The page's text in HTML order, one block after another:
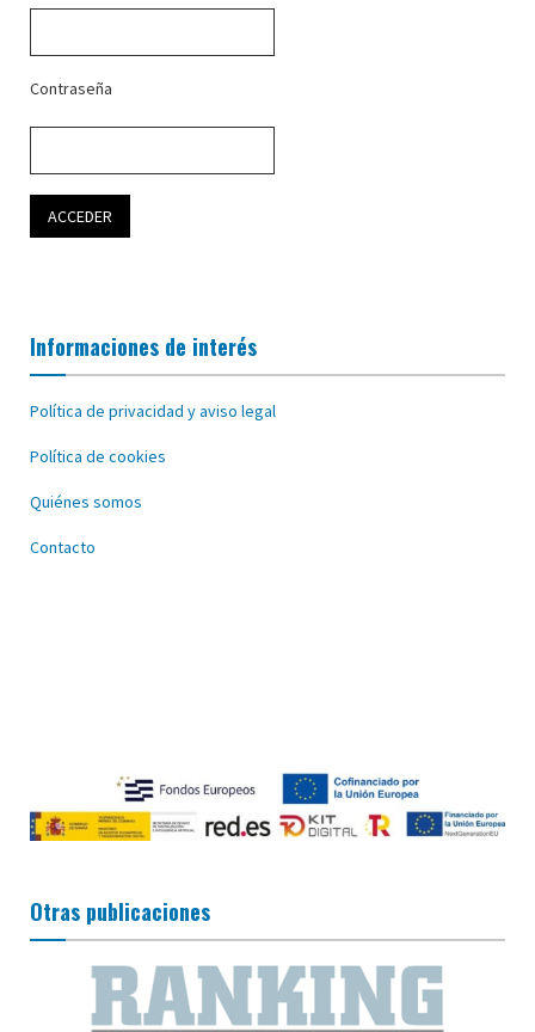
Contraseña
Informaciones de interés
Política de privacidad y aviso legal
Política de cookies
Quiénes somos
Contacto
Otras publicaciones